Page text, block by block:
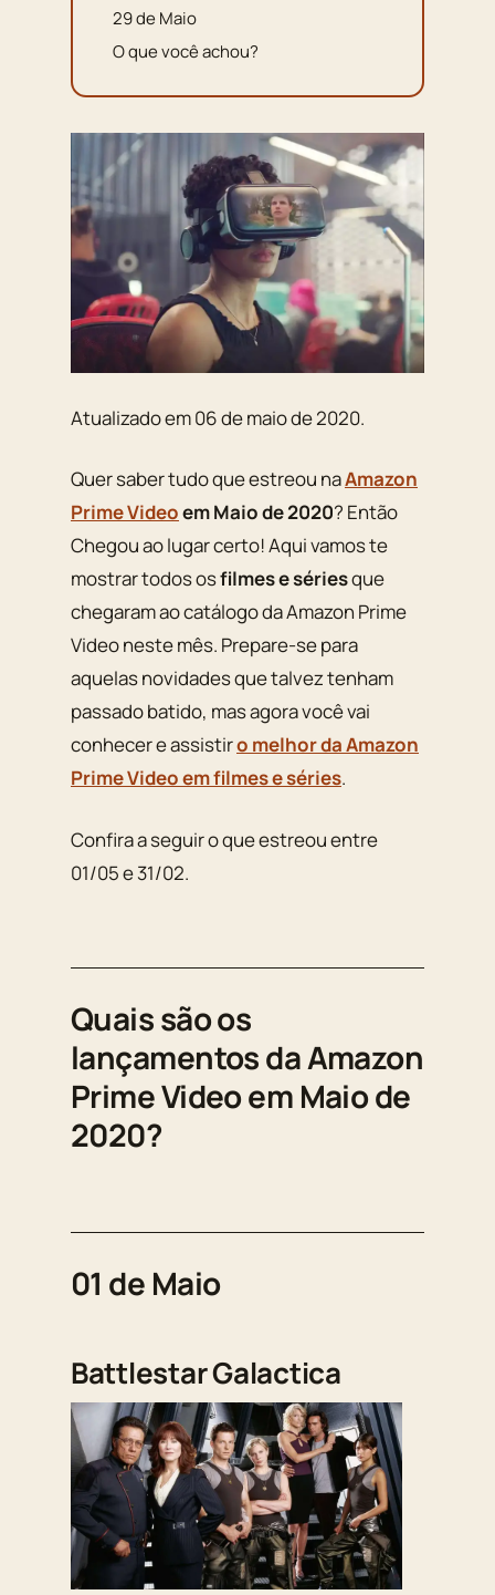
29 de Maio
O que você achou?
Atualizado em 06 de maio de 2020.
Quer saber tudo que estreou naAmazon
Prime Videoem Maio de 2020? Então
Chegou ao lugar certo! Aqui vamos te
mostrar todos osfilmes e sériesque
chegaram ao catálogo da Amazon Prime
Video neste mês. Prepare-se para
aquelas novidades que talvez tenham
passado batido, mas agora você vai
conhecer e assistiro melhor da Amazon
Prime Video em filmes e séries.
Confira a seguir o que estreou entre
01/05 e 31/02.
Quais são os
lançamentos da Amazon
Prime Video em Maio de
2020?
01 de Maio
Battlestar Galactica